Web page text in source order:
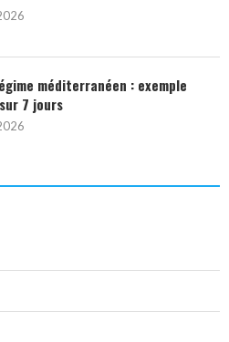
méditerranéen : exemple
7 jours